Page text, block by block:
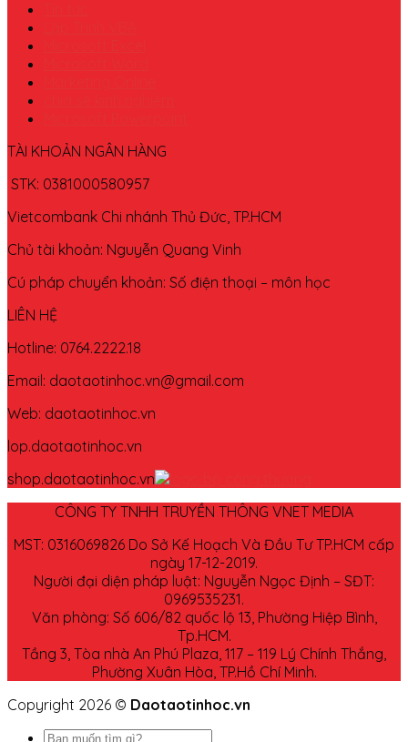
TÀI KHOẢN NGÂN HÀNG
STK: 0381000580957
Vietcombank Chi nhánh Thủ Đức, TP.HCM
Chủ tài khoản: Nguyễn Quang Vinh
Cú pháp chuyển khoản: Số điện thoại – môn học
LIÊN HỆ
Hotline: 0764.2222.18
Email: daotaotinhoc.vn@gmail.com
Web: daotaotinhoc.vn
lop.daotaotinhoc.vn
shop.daotaotinhoc.vn
CÔNG TY TNHH TRUYỀN THÔNG VNET MEDIA
MST: 0316069826 Do Sở Kế Hoạch Và Đầu Tư TP.HCM cấp
ngày 17-12-2019.
Người đại diện pháp luật: Nguyễn Ngọc Định – SĐT:
0969535231.
Văn phòng: Số 606/82 quốc lộ 13, Phường Hiệp Bình,
Tp.HCM.
Tầng 3, Tòa nhà An Phú Plaza, 117 – 119 Lý Chính Thắng,
Phường Xuân Hòa, TP.Hồ Chí Minh.
Copyright 2026 © Daotaotinhoc.vn